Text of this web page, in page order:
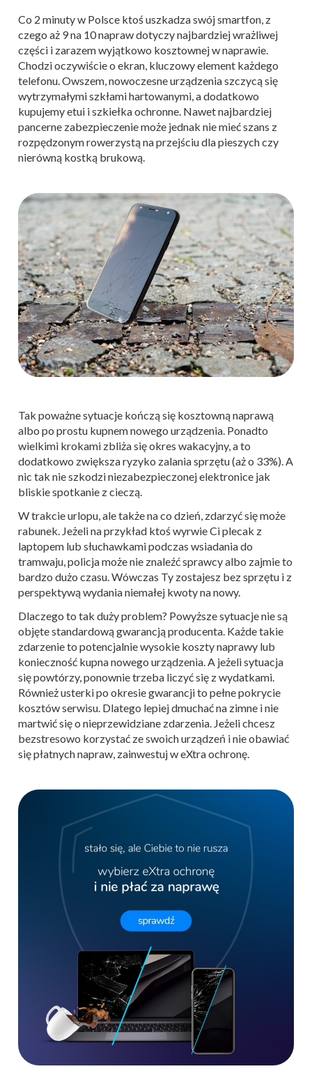
Co 2 minuty w Polsce ktoś uszkadza swój smartfon, z
czego aż 9 na 10 napraw dotyczy najbardziej wrażliwej
części i zarazem wyjątkowo kosztownej w naprawie.
Chodzi oczywiście o ekran, kluczowy element każdego
telefonu. Owszem, nowoczesne urządzenia szczycą się
wytrzymałymi szkłami hartowanymi, a dodatkowo
kupujemy etui i szkiełka ochronne. Nawet najbardziej
pancerne zabezpieczenie może jednak nie mieć szans z
rozpędzonym rowerzystą na przejściu dla pieszych czy
nierówną kostką brukową.
Tak poważne sytuacje kończą się kosztowną naprawą
albo po prostu kupnem nowego urządzenia. Ponadto
wielkimi krokami zbliża się okres wakacyjny, a to
dodatkowo zwiększa ryzyko zalania sprzętu (aż o 33%). A
nic tak nie szkodzi niezabezpieczonej elektronice jak
bliskie spotkanie z cieczą.
W trakcie urlopu, ale także na co dzień, zdarzyć się może
rabunek. Jeżeli na przykład ktoś wyrwie Ci plecak z
laptopem lub słuchawkami podczas wsiadania do
tramwaju, policja może nie znaleźć sprawcy albo zajmie to
bardzo dużo czasu. Wówczas Ty zostajesz bez sprzętu i z
perspektywą wydania niemałej kwoty na nowy.
Dlaczego to tak duży problem? Powyższe sytuacje nie są
objęte standardową gwarancją producenta. Każde takie
zdarzenie to potencjalnie wysokie koszty naprawy lub
konieczność kupna nowego urządzenia. A jeżeli sytuacja
się powtórzy, ponownie trzeba liczyć się z wydatkami.
Również usterki po okresie gwarancji to pełne pokrycie
kosztów serwisu. Dlatego lepiej dmuchać na zimne i nie
martwić się o nieprzewidziane zdarzenia. Jeżeli chcesz
bezstresowo korzystać ze swoich urządzeń i nie obawiać
się płatnych napraw, zainwestuj w eXtra ochronę.